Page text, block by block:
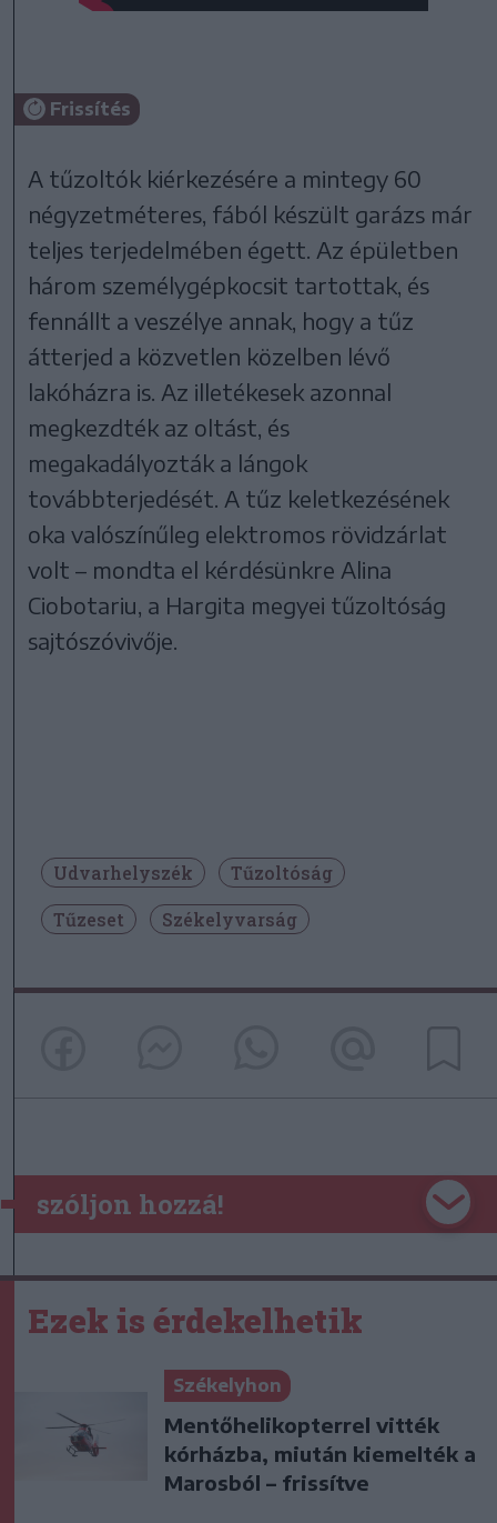
Frissítés
A tűzoltók kiérkezésére a mintegy 60
négyzetméteres, fából készült garázs már
teljes terjedelmében égett. Az épületben
három személygépkocsit tartottak, és
fennállt a veszélye annak, hogy a tűz
átterjed a közvetlen közelben lévő
lakóházra is. Az illetékesek azonnal
megkezdték az oltást, és
megakadályozták a lángok
továbbterjedését. A tűz keletkezésének
oka valószínűleg elektromos rövidzárlat
volt – mondta el kérdésünkre Alina
Ciobotariu, a Hargita megyei tűzoltóság
sajtószóvivője.
Udvarhelyszék
Tűzoltóság
Tűzeset
Székelyvarság
szóljon hozzá!
Ezek is érdekelhetik
Székelyhon
Mentőhelikopterrel vitték
kórházba, miután kiemelték a
Marosból – frissítve